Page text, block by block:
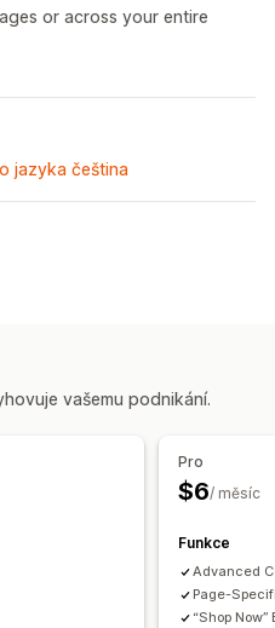
or across your entire
jazyka čeština
vašemu podnikání.
Pro
$6/ měsíc
Funkce
Advanced
Page-
“Shop